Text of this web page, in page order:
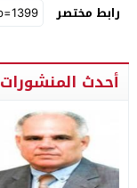
رابط مختصر
أحدث المنشورات